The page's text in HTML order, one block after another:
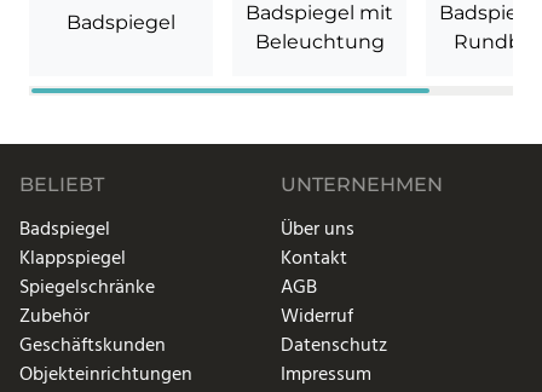
Badspiegel
Badspiegel mit
Beleuchtung
BELIEBT
Badspiegel
Klappspiegel
Spiegelschränke
Zubehör
Geschäftskunden
Objekteinrichtungen
UNTERNEHMEN
Über uns
Kontakt
AGB
Widerruf
Datenschutz
Impressum